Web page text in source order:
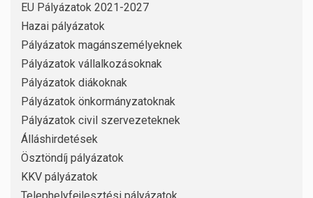
EU Pályázatok 2021-2027
Hazai pályázatok
Pályázatok magánszemélyeknek
Pályázatok vállalkozásoknak
Pályázatok diákoknak
Pályázatok önkormányzatoknak
Pályázatok civil szervezeteknek
Álláshirdetések
Ösztöndíj pályázatok
KKV pályázatok